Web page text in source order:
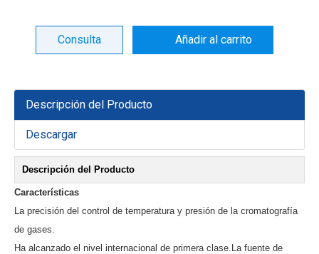
Consulta Añadir al carrito
Descripción del Producto
Descargar
Descripción del Producto
Características
La precisión del control de temperatura y presión de la cromatografía
de gases.
Ha alcanzado el nivel internacional de primera clase.La fuente de